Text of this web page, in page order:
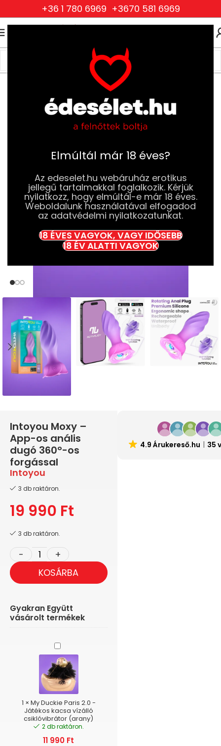
Elmúltál már 18 éves?
Az edeselet.hu webáruház erotikus
jellegű tartalmakkal foglalkozik. Kérjük
nyilatkozz, hogy elmúltál-e már 18 éves.
Weboldalunk használatával elfogadod
az adatvédelmi nyilatkozatunkat.
18 ÉVES VAGYOK, VAGY IDŐSEBB
18 ÉV ALATTI VAGYOK
+36 1 780 6969 +3670 581 6969
Szexjátékok Análdugók (Plugok)
Vibrációs Análdugók
Intoyou Moxy –
App-os anális
dugó 360°-os
forgással
Intoyou
3 db raktáron.
19 990 Ft
3 db raktáron.
KOSÁRBA
Gyakran Együtt
vásárolt termékek
My
Duckie
Paris
2.0
-
Játékos
kacsa
vízálló
csiklóvibrátor
(arany)
1 × My Duckie Paris 2.0 -
Játékos kacsa vízálló
csiklóvibrátor (arany)
2 db raktáron.
11 990 Ft
4.9 Árukereső.hu 35